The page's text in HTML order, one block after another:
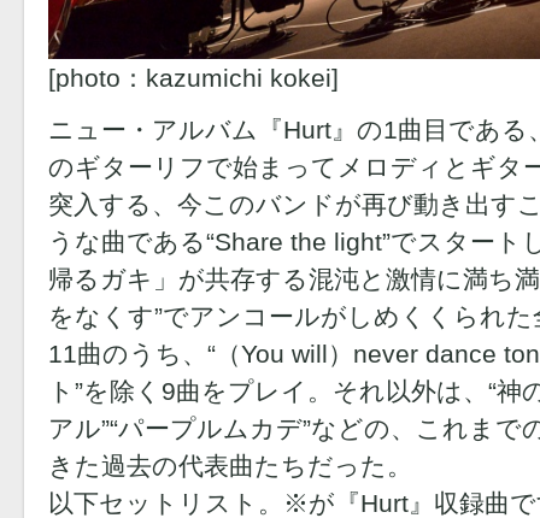
[photo：kazumichi kokei]
ニュー・アルバム『Hurt』の1曲目であ
のギターリフで始まってメロディとギタ
突入する、今このバンドが再び動き出す
うな曲である“Share the light”でスタート
帰るガキ」が共存する混沌と激情に満ち
をなくす”でアンコールがしめくくられ
11曲のうち、“（You will）never dance
ト”を除く9曲をプレイ。それ以外は、“神
アル”“パープルムカデ”などの、これま
きた過去の代表曲たちだった。
以下セットリスト。※が『Hurt』収録曲